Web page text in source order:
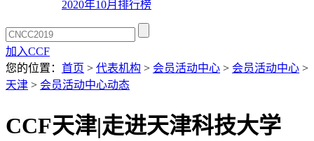
2020年10月排行榜
加入CCF
您的位置： 首页 > 代表机构 > 会员活动中心 > 会员活动中心 >
天津 > 会员活动中心动态
CCF天津|走进天津科技大学